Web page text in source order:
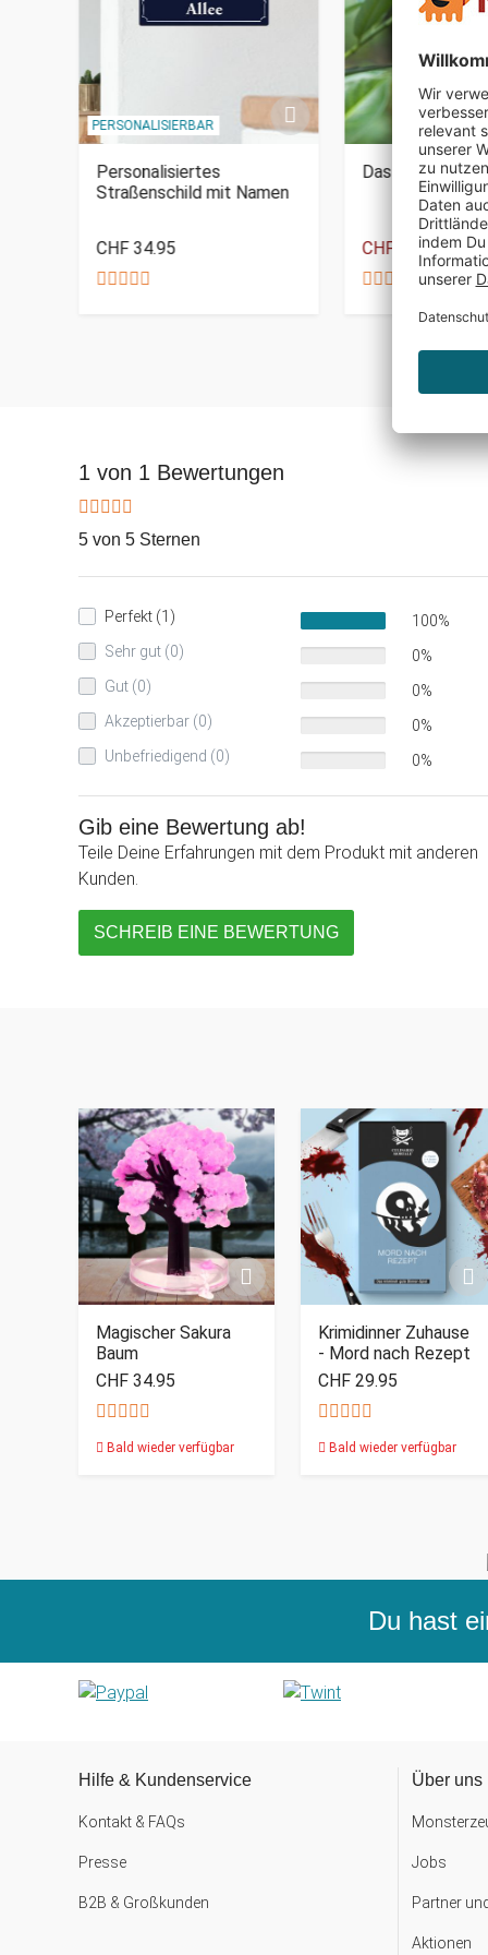
PERSONALISIERBAR
Personalisiertes
Straßenschild mit Namen
CHF 34.95
Das Lachende
CHF 19.95CHF
1 von 1 Bewertungen
5 von 5 Sternen
Perfekt (1)
100%
Sehr gut (0)
0%
Gut (0)
0%
Akzeptierbar (0)
0%
Unbefriedigend (0)
0%
Gib eine Bewertung ab!
Teile Deine Erfahrungen mit dem Produkt mit anderen
Kunden.
SCHREIB EINE BEWERTUNG
Magischer Sakura
Baum
CHF 34.95
Bald wieder verfügbar
Krimidinner Zuhause
- Mord nach Rezept
CHF 29.95
Bald wieder verfügbar
Du hast
Hilfe & Kundenservice
Kontakt & FAQs
Presse
B2B & Großkunden
Über uns
Jobs
Partner
Aktionen